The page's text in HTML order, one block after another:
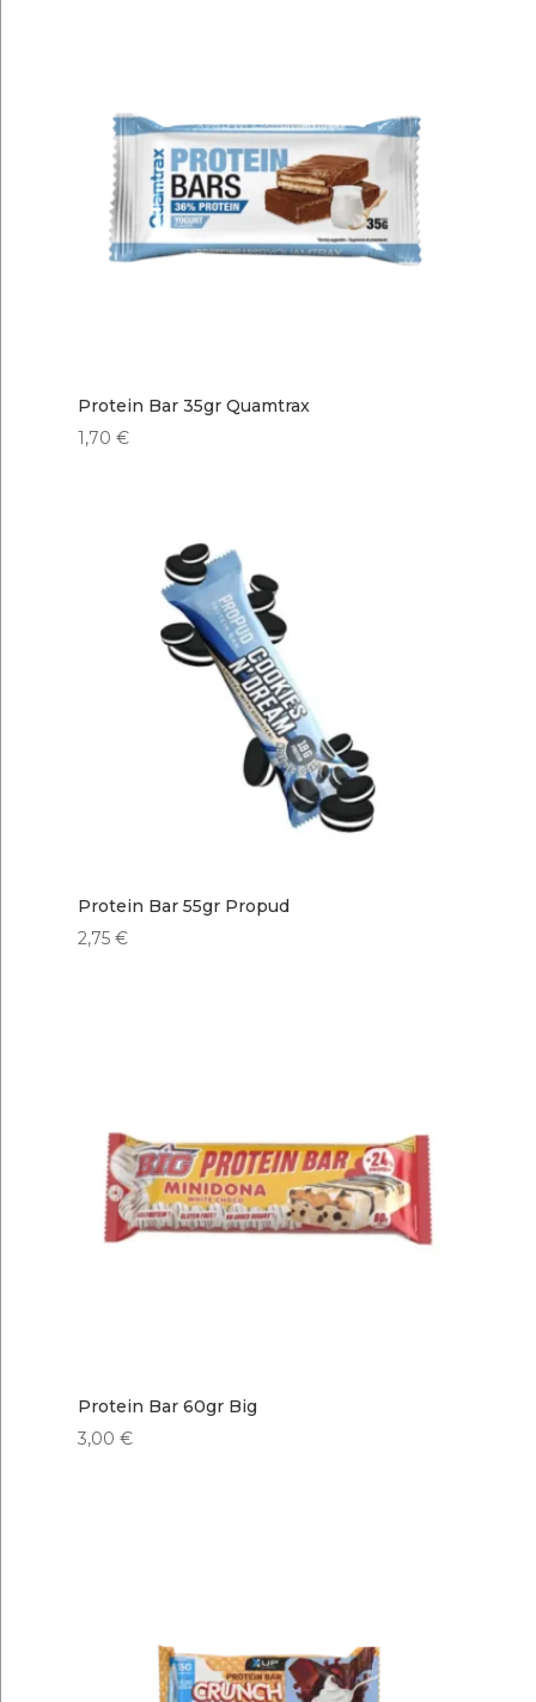
Protein Bar 35gr Quamtrax
1,70 €
Protein Bar 55gr Propud
2,75 €
Protein Bar 60gr Big
3,00 €